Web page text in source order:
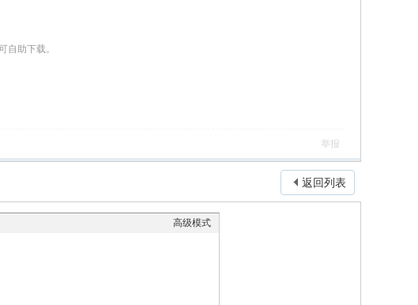
自助下载。
举报
返回列表
高级模式